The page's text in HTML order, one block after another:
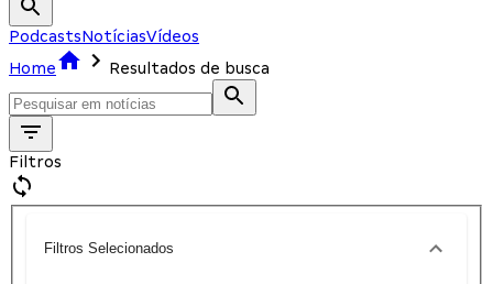
PodcastsNotíciasVídeos
Home
Resultados de busca
Filtros
Filtros Selecionados